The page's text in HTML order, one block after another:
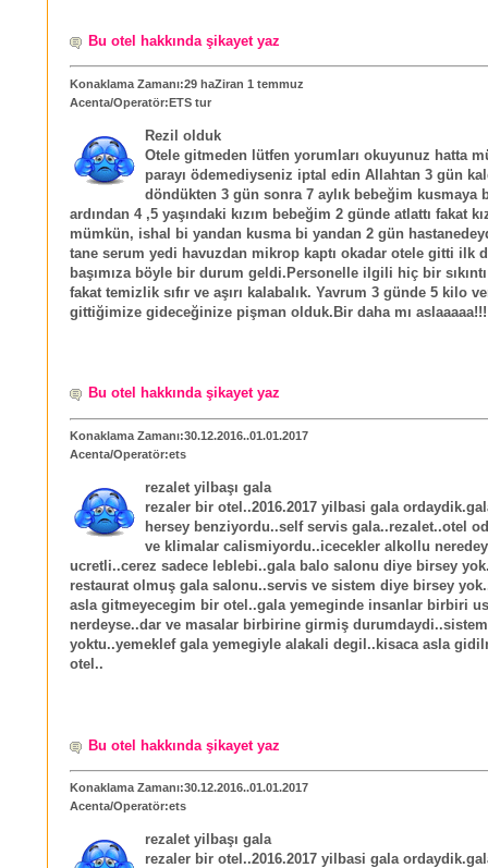
Bu otel hakkında şikayet yaz
Konaklama Zamanı:29 haZiran 1 temmuz
Acenta/Operatör:ETS tur
Rezil olduk
Otele gitmeden lütfen yorumları okuyunuz hatta
parayı ödemediyseniz iptal edin Allahtan 3 gün
döndükten 3 gün sonra 7 aylık bebeğim kusmaya
ardından 4 ,5 yaşındaki kızım bebeğim 2 günde atlattı fakat
mümkün, ishal bi yandan kusma bi yandan 2 gün
tane serum yedi havuzdan mikrop kaptı okadar otele gitti ilk
başımıza böyle bir durum geldi.Personelle ilgili hiç bir
fakat temizlik sıfır ve aşırı kalabalık. Yavrum 3 günde 5 kilo
gittiğimize gideceğinize pişman olduk.Bir daha mı
Bu otel hakkında şikayet yaz
Konaklama Zamanı:30.12.2016..01.01.2017
Acenta/Operatör:ets
rezalet yilbaşı gala
rezaler bir otel..2016.2017 yilbasi gala
hersey benziyordu..self servis gala..rezalet..otel
ve klimalar calismiyordu..icecekler alkollu
ucretli..cerez sadece leblebi..gala balo salonu diye birsey
restaurat olmuş gala salonu..servis ve sistem diye birsey
asla gitmeyecegim bir otel..gala yemeginde insanlar birbiri
nerdeyse..dar ve masalar birbirine girmiş
yoktu..yemeklef gala yemegiyle alakali degil..kisaca asla
otel..
Bu otel hakkında şikayet yaz
Konaklama Zamanı:30.12.2016..01.01.2017
Acenta/Operatör:ets
rezalet yilbaşı gala
rezaler bir otel..2016.2017 yilbasi gala